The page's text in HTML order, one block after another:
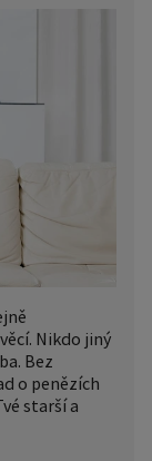
Nikdo jiný
Bez
o penězích
starší a